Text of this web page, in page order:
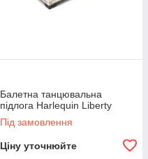
Балетна танцювальна
підлога Harlequin Liberty
Під замовлення
Ціну уточнюйте